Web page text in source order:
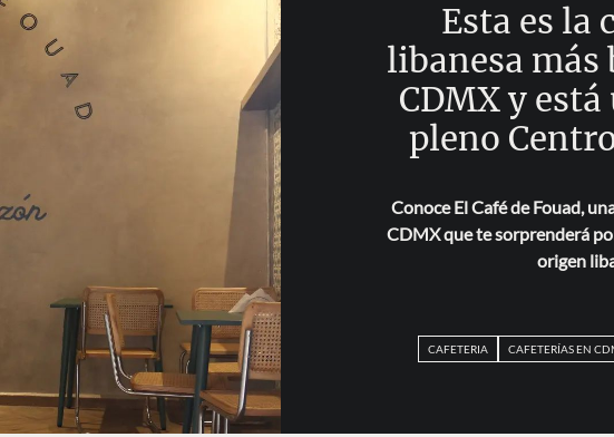
Esta es la
libanesa más
CDMX y
pleno
Conoce El Café de Fouad,
CDMX que te sorprenderá
origen
CAFETERIA CAFETERÍAS EN